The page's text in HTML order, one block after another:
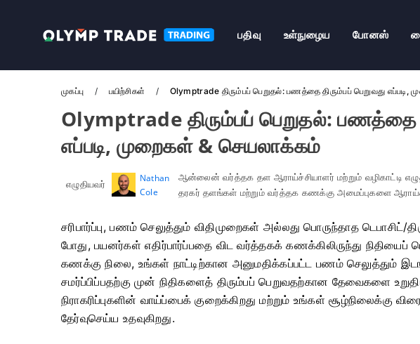
பதிவு உள்நுழைய போனஸ்
முகப்பு பயிற்சிகள் Olymptrade திரும்பப் பெறுதல்: பணத்தை திரும்பப் பெறுவது எப்படி,
Olymptrade திரும்பப் பெறுதல்: பணத்தை
எப்படி, முறைகள் & செயலாக்கம்
எழுதியவர்
Nathan
Cole
ஆன்லைன் வர்த்தக தள ஆராய்ச்சியாளர் மற்றும் வழிகாட்டி
தரகர் தளங்கள் மற்றும் வர்த்தக கணக்கு அமைப்புகளை
சரிபார்ப்பு, பணம் செலுத்தும் விதிமுறைகள் அல்லது பொருந்தாத டெபாசிட்/
போது, ​​பயனர்கள் எதிர்பார்ப்பதை விட வர்த்தகக் கணக்கிலிருந்து நிதியைப்
கணக்கு நிலை, உங்கள் நாட்டிற்கான அனுமதிக்கப்பட்ட பணம் செலுத்தும்
சமர்ப்பிப்பதற்கு முன் நிதிகளைத் திரும்பப் பெறுவதற்கான தேவைகளை
நிராகரிப்புகளின் வாய்ப்பைக் குறைக்கிறது மற்றும் உங்கள்
தேர்வுசெய்ய உதவுகிறது.